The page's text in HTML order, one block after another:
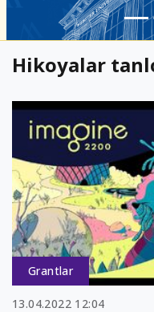
Hikoyalar
Grantlar
13.04.2022 12:04